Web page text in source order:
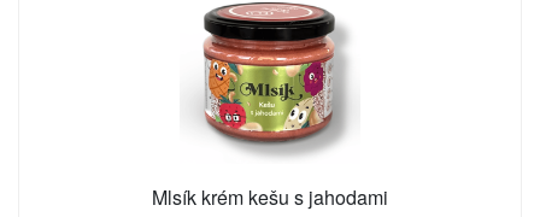
Mlsík krém kešu s jahodami